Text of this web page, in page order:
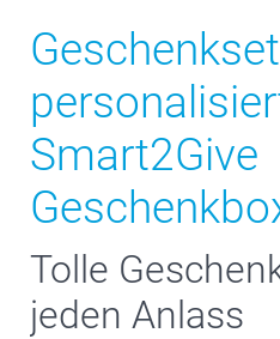
Smart2Give
Tolle
jeden Anlass